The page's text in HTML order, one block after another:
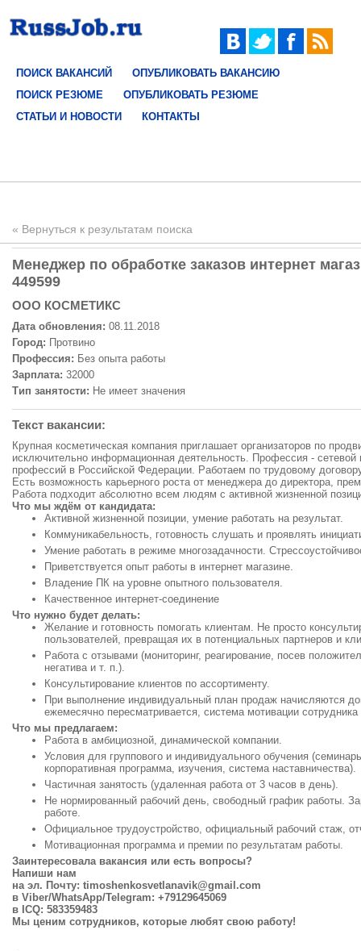
ПОИСК ВАКАНСИЙ
ОПУБЛИКОВАТЬ ВАКАНСИЮ
ПОИСК РЕЗЮМЕ
ОПУБЛИКОВАТЬ РЕЗЮМЕ
СТАТЬИ И НОВОСТИ
КОНТАКТЫ
« Вернуться к результатам поиска
Менеджер по обработке заказов интернет
449599
ООО КОСМЕТИКС
Дата обновления: 08.11.2018
Город: Протвино
Профессия: Без опыта работы
Зарплата: 32000
Тип занятости: Не имеет значения
Текст вакансии:
Крупная косметическая компания приглашает организаторов по
исключительно информационная деятельность. Профессия -
профессий в Российской Федерации. Работаем по трудовому
Есть возможность карьерного роста от менеджера до директора,
Работа подходит абсолютно всем людям с активной жизненной
Что мы ждём от кандидата:
Активной жизненной позиции, умение работать на результат.
Коммуникабельность, готовность слушать и проявлять
Умение работать в режиме многозадачности.
Приветствуется опыт работы в интернет магазине.
Владение ПК на уровне опытного пользователя.
Качественное интернет-соединение
Что нужно будет делать:
Желание и готовность помогать клиентам. Не просто
пользователей, превращая их в потенциальных партнеров и
Работа с отзывами (мониторинг, реагирование, посев
негатива и т. п.).
Консультирование клиентов по ассортименту.
При выполнение индивидуальный план продаж начисляются
ежемесячно пересматривается, система мотивации сотрудника
Что мы предлагаем:
Работа в амбициозной, динамической компании.
Условия для группового и индивидуального обучения
корпоративная программа, изучения, система наставничества).
Частичная занятость (удаленная работа от 3 часов в день).
Не нормированный рабочий день, свободный график работы.
работе.
Официальное трудоустройство, официальный рабочий стаж,
Мотивационная программа и премии по результатам работы.
Заинтересовала вакансия или есть вопросы?
Напиши нам
на эл. Почту: timoshenkosvetlanavik@gmail.com
в Viber/WhatsApp/Telegram: +79129645069
в ICQ: 583359483
Мы ценим сотрудников, которые любят свою работу!